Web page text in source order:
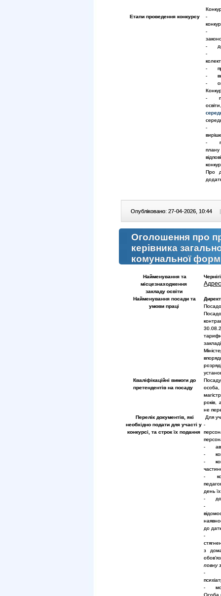
Етапи проведення конкурсу
-
-
-
-
-
-
-
-
-
-
Про
Опубліковано: 27-04-2026, 10:44 |
Оголошення про
керівника
комунальної
Найменування та
місцезнаходження
закладу освіти
Найменування посади та
умови праці
Кваліфікаційні вимоги до
претендентів на посаду
особа,
років,
не
Перелік документів, які
необхідно подати для участі у
конкурсі, та строк їх подання
Для
-
-
-
-
-
день
-
до
-
з
повну
-
-
Особа